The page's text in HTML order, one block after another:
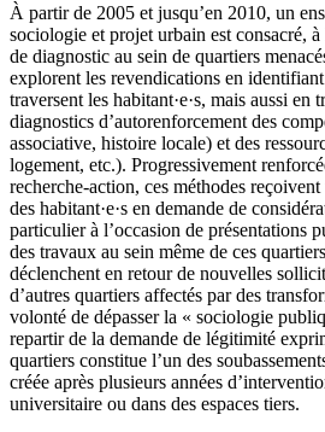
À partir de 2005 et jusqu’en 2010, un
sociologie et projet urbain est consacré,
de diagnostic au sein de quartiers
explorent les revendications en
traversent les habitant·e·s, mais aussi en
diagnostics d’autorenforcement des
associative, histoire locale) et des
logement, etc.). Progressivement
recherche-action, ces méthodes
des habitant·e·s en demande de
particulier à l’occasion de présentations
des travaux au sein même de ces
déclenchent en retour de nouvelles
d’autres quartiers affectés par des
volonté de dépasser la « sociologie
repartir de la demande de légitimité
quartiers constitue l’un des
créée après plusieurs années
universitaire ou dans des espaces tiers.